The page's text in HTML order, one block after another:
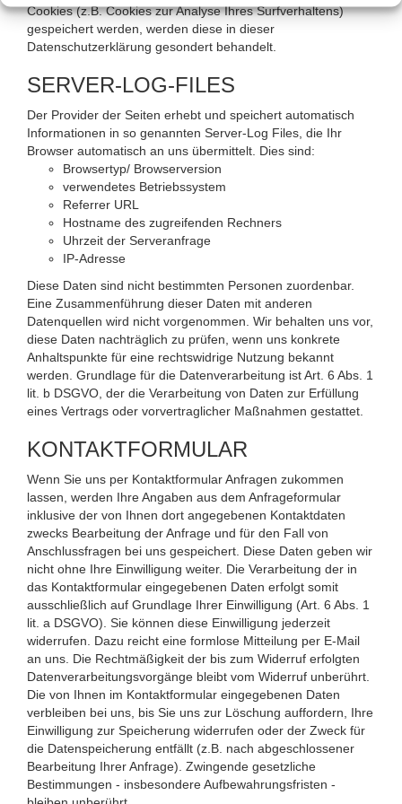
Cookies (z.B. Cookies zur Analyse Ihres Surfverhaltens)
gespeichert werden, werden diese in dieser
Datenschutzerklärung gesondert behandelt.
SERVER-LOG-FILES
Der Provider der Seiten erhebt und speichert automatisch
Informationen in so genannten Server-Log Files, die Ihr
Browser automatisch an uns übermittelt. Dies sind:
Browsertyp/ Browserversion
verwendetes Betriebssystem
Referrer URL
Hostname des zugreifenden Rechners
Uhrzeit der Serveranfrage
IP-Adresse
Diese Daten sind nicht bestimmten Personen zuordenbar.
Eine Zusammenführung dieser Daten mit anderen
Datenquellen wird nicht vorgenommen. Wir behalten uns vor,
diese Daten nachträglich zu prüfen, wenn uns konkrete
Anhaltspunkte für eine rechtswidrige Nutzung bekannt
werden. Grundlage für die Datenverarbeitung ist Art. 6 Abs. 1
lit. b DSGVO, der die Verarbeitung von Daten zur Erfüllung
eines Vertrags oder vorvertraglicher Maßnahmen gestattet.
KONTAKTFORMULAR
Wenn Sie uns per Kontaktformular Anfragen zukommen
lassen, werden Ihre Angaben aus dem Anfrageformular
inklusive der von Ihnen dort angegebenen Kontaktdaten
zwecks Bearbeitung der Anfrage und für den Fall von
Anschlussfragen bei uns gespeichert. Diese Daten geben wir
nicht ohne Ihre Einwilligung weiter. Die Verarbeitung der in
das Kontaktformular eingegebenen Daten erfolgt somit
ausschließlich auf Grundlage Ihrer Einwilligung (Art. 6 Abs. 1
lit. a DSGVO). Sie können diese Einwilligung jederzeit
widerrufen. Dazu reicht eine formlose Mitteilung per E-Mail
an uns. Die Rechtmäßigkeit der bis zum Widerruf erfolgten
Datenverarbeitungsvorgänge bleibt vom Widerruf unberührt.
Die von Ihnen im Kontaktformular eingegebenen Daten
verbleiben bei uns, bis Sie uns zur Löschung auffordern, Ihre
Einwilligung zur Speicherung widerrufen oder der Zweck für
die Datenspeicherung entfällt (z.B. nach abgeschlossener
Bearbeitung Ihrer Anfrage). Zwingende gesetzliche
Bestimmungen - insbesondere Aufbewahrungsfristen -